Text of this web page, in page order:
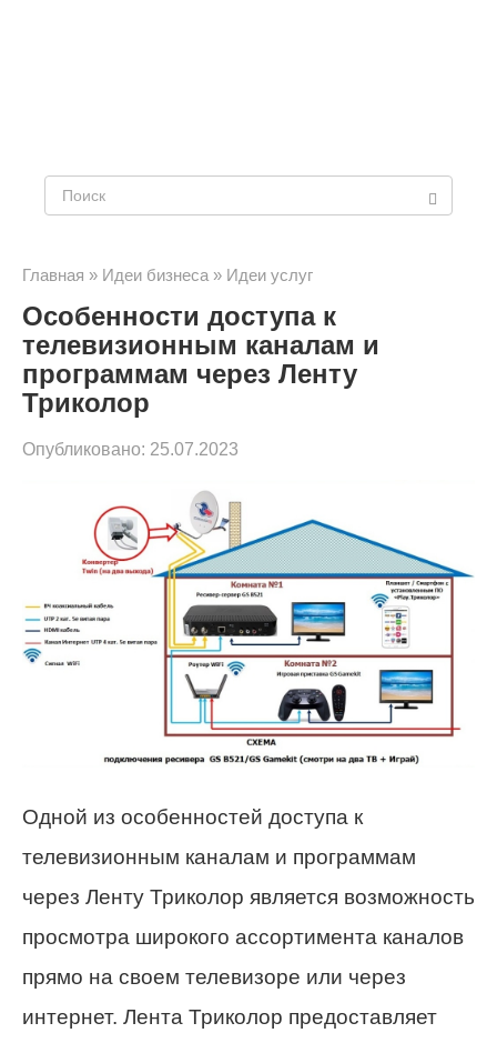
Главная » Идеи бизнеса » Идеи услуг
Особенности доступа к
телевизионным каналам и
программам через Ленту
Триколор
Опубликовано: 25.07.2023
Одной из особенностей доступа к
телевизионным каналам и программам
через Ленту Триколор является возможность
просмотра широкого ассортимента каналов
прямо на своем телевизоре или через
интернет. Лента Триколор предоставляет